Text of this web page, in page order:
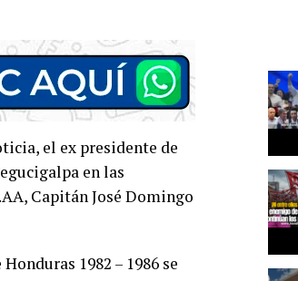
el ex presidente de
en las
Capitán José Domingo
1982 – 1986 se